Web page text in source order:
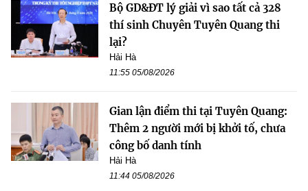
Bộ GD&ĐT lý giải vì sao tất cả 328
thí sinh Chuyên Tuyên Quang thi
lại?
Hải Hà
11:55 05/08/2026
Gian lận điểm thi tại Tuyên Quang:
Thêm 2 người mới bị khởi tố, chưa
công bố danh tính
Hải Hà
11:44 05/08/2026